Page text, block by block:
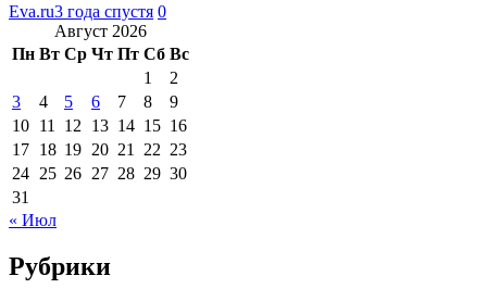
Eva.ru3 года спустя 0
Август 2026
Пн Вт Ср Чт Пт Сб Вс
1
2
3
4 5 6 7 8
9
10 11 12 13 14 15 16
17 18 19 20 21 22 23
24 25 26 27 28 29 30
31
« Июл
Рубрики